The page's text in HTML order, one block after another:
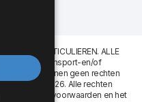
en PARTICULIEREN. ALLE
21% B.T.W. Transport-en/of
website kunnen geen rechten
VOF © 2026. Alle rechten
de
leveringsvoorwaarden en het